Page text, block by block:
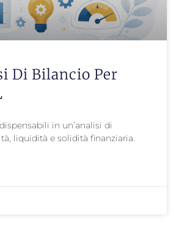
Di Bilancio Per
in un’analisi di
liquidità e solidità finanziaria.